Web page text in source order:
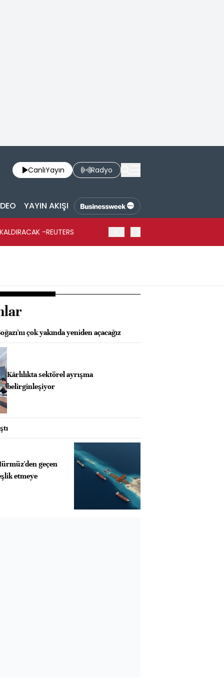
CanlıYayın Radyo
YAYIN AKIŞI
-REUTERS
çok yakında yeniden açacağız
Kârlılıkta sektörel ayrışma
belirginleşiyor
geçen
etmeye